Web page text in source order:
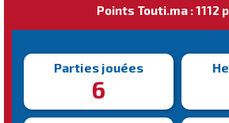
Points Touti.ma : 1112
Parties jouées
6